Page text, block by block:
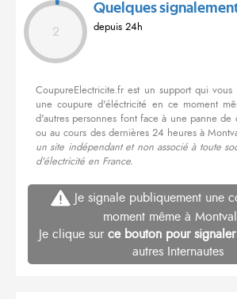
2
Quelques
depuis 24h
CoupureElectricite.fr est un support qui
une coupure d'éléctricité en ce moment
d'autres personnes font face à une panne de
ou au cours des dernières 24 heures à
un site indépendant et non associé à toute
d'électricité en France.
Je signale publiquement une
moment même à
Je clique sur ce bouton pour
autres Internautes